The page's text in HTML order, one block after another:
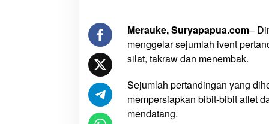
a
M
e
a
u
Merauke, Suryapapua.com–
menggelar sejumlah ivent
silat, takraw dan menembak.
Sejumlah pertandingan yang
mempersiapkan bibit-bibit atlet
mendatang.